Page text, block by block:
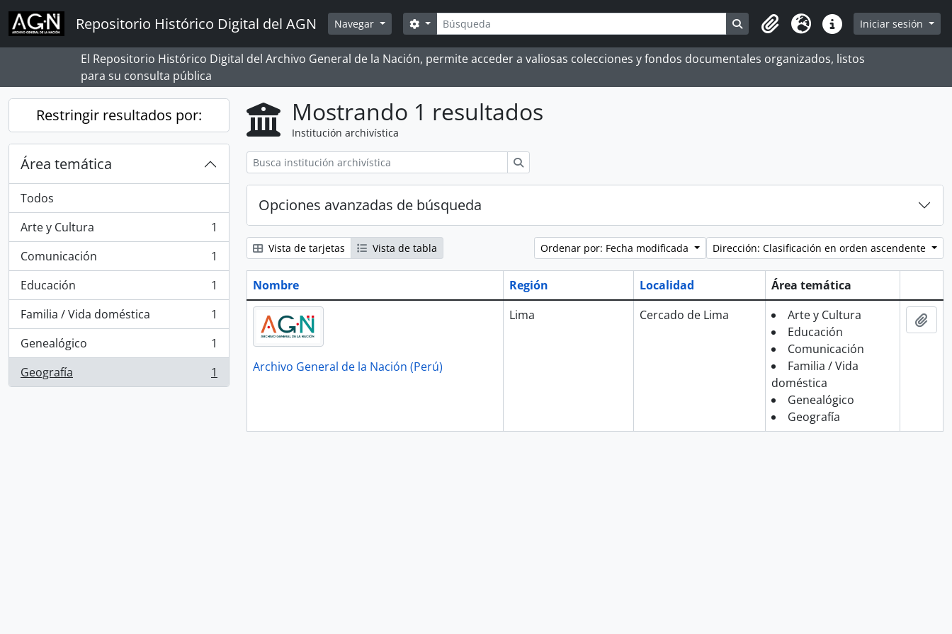
Skip to main content
Repositorio Histórico Digital del AGN Navegar Búsqueda
Search options Search in browse page
Portapapeles
Idioma Enlaces rápidos
Iniciar sesión
El Repositorio Histórico Digital del Archivo General de la Nación, permite acceder a valiosas colecciones y fondos documentales organizados, listos
para su consulta pública
Restringir resultados por:
Área temática
Todos
Arte y Cultura
, 1 resultados
1
Comunicación
, 1 resultados
1
Educación
, 1 resultados
1
Familia / Vida doméstica
, 1 resultados
1
Genealógico
, 1 resultados
1
Geografía
, 1 resultados 1
Mostrando 1 resultados
Institución archivística
Opciones avanzadas de búsqueda
Vista de tarjetas Vista de tabla Ordenar por: Fecha modificada Dirección: Clasificación en orden ascendente
Nombre Región Localidad
Área temática
Archivo General de la Nación (Perú)
Lima Cercado de Lima
Arte y Cultura
Educación
Comunicación
Familia / Vida
doméstica
Genealógico
Geografía